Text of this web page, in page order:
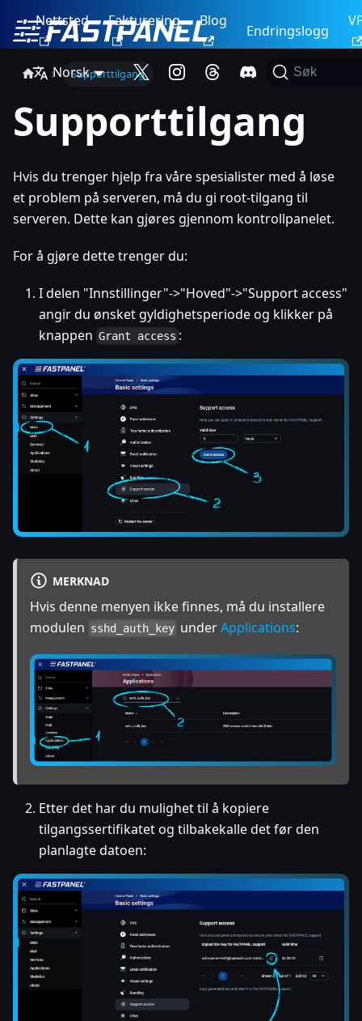
Nettsted Fakturering Blog
Endringslogg
Norsk Søk
Supporttilgang
Supporttilgang
Hvis du trenger hjelp fra våre spesialister med å løse
et problem på serveren, må du gi root-tilgang til
serveren. Dette kan gjøres gjennom kontrollpanelet.
For å gjøre dette trenger du:
I delen "Innstillinger"->"Hoved"->"Support access"
angir du ønsket gyldighetsperiode og klikker på
knappen Grant access :
MERKNAD
Hvis denne menyen ikke finnes, må du installere
modulen sshd_auth_key underApplications:
Etter det har du mulighet til å kopiere
tilgangssertifikatet og tilbakekalle det før den
planlagte datoen: